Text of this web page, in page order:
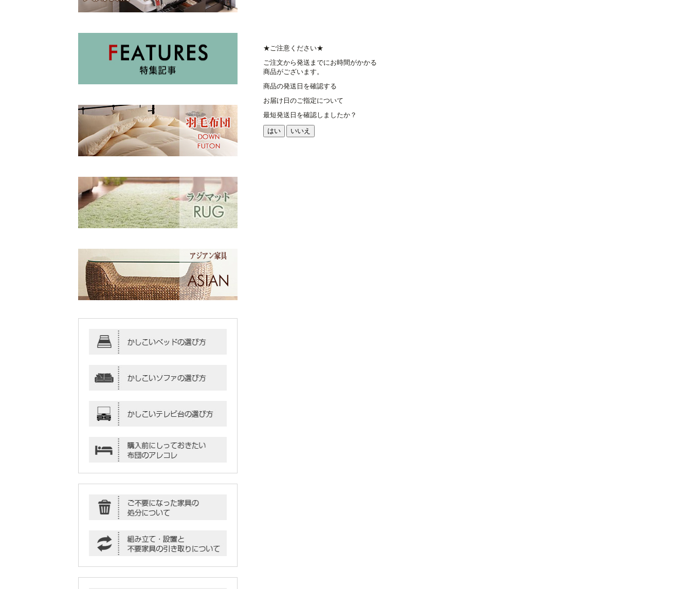
★ご注意ください★
ご注文から発送までにお時間がかかる
商品がございます。
商品の発送日を確認する
お届け日のご指定について
最短発送日を確認しましたか？
はい いいえ